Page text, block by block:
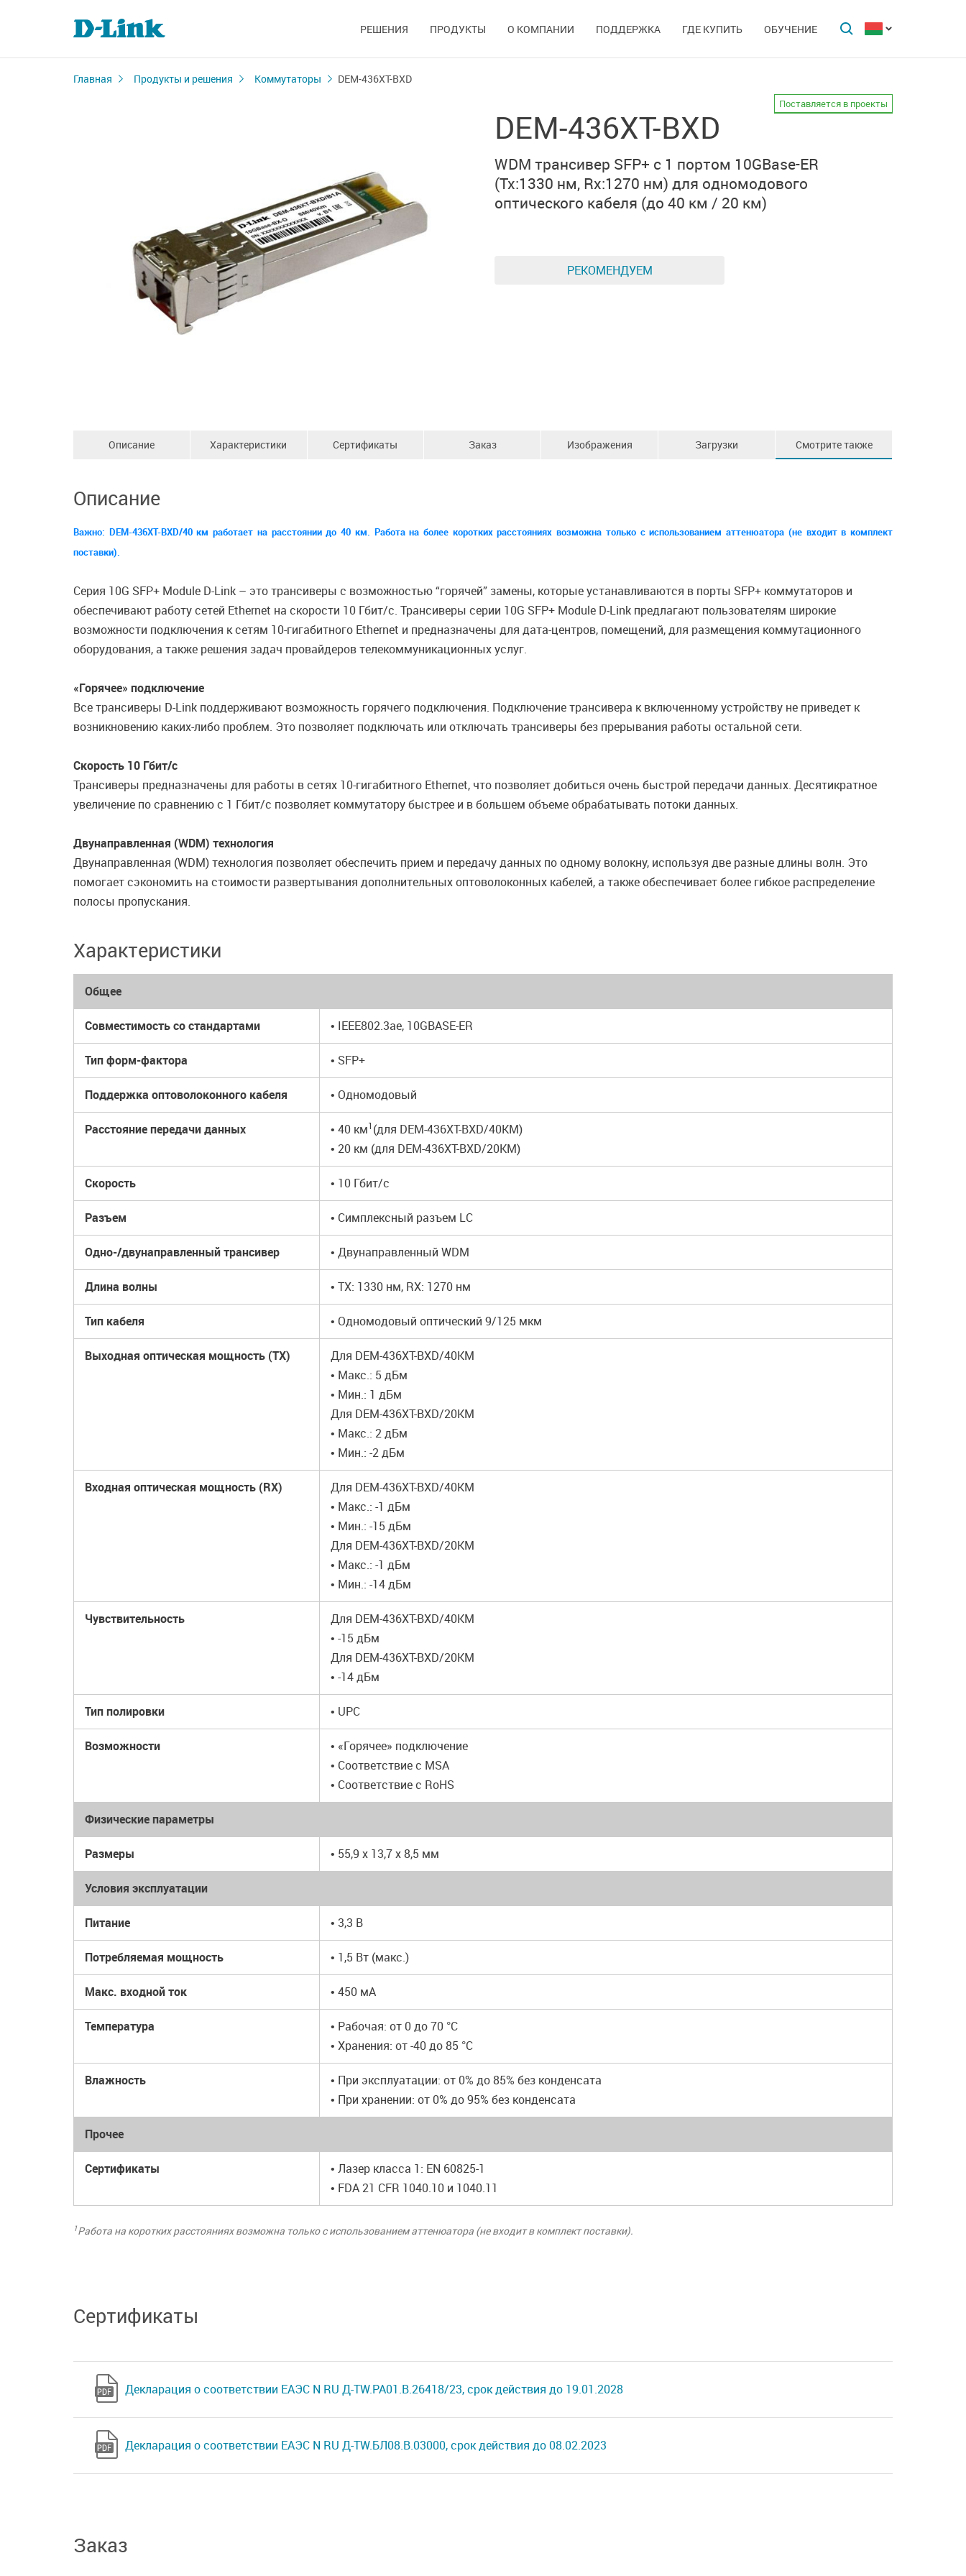
РЕШЕНИЯ ПРОДУКТЫ О КОМПАНИИ ПОДДЕРЖКА ГДЕ КУПИТЬ ОБУЧЕНИЕ
Главная Продукты и решения Коммутаторы DEM-436XT-BXD
DEM-436XT-BXD
Поставляется в проекты
WDM трансивер SFP+ с 1 портом 10GBase-ER
(Tx:1330 нм, Rx:1270 нм) для одномодового
оптического кабеля (до 40 км / 20 км)
РЕКОМЕНДУЕМ
Описание Характеристики Сертификаты Заказ Изображения Загрузки Смотрите также
Описание
Важно: DEM-436XT-BXD/40 км работает на расстоянии до 40 км. Работа на более коротких расстояниях возможна только с использованием аттенюатора (не входит в комплект
поставки).
Серия 10G SFP+ Module D-Link – это трансиверы с возможностью “горячей” замены, которые устанавливаются в порты SFP+ коммутаторов и
обеспечивают работу сетей Ethernet на скорости 10 Гбит/с. Трансиверы серии 10G SFP+ Module D-Link предлагают пользователям широкие
возможности подключения к сетям 10-гигабитного Ethernet и предназначены для дата-центров, помещений, для размещения коммутационного
оборудования, а также решения задач провайдеров телекоммуникационных услуг.
«Горячее» подключение
Все трансиверы D-Link поддерживают возможность горячего подключения. Подключение трансивера к включенному устройству не приведет к
возникновению каких-либо проблем. Это позволяет подключать или отключать трансиверы без прерывания работы остальной сети.
Скорость 10 Гбит/с
Трансиверы предназначены для работы в сетях 10-гигабитного Ethernet, что позволяет добиться очень быстрой передачи данных. Десятикратное
увеличение по сравнению с 1 Гбит/с позволяет коммутатору быстрее и в большем объеме обрабатывать потоки данных.
Двунаправленная (WDM) технология
Двунаправленная (WDM) технология позволяет обеспечить прием и передачу данных по одному волокну, используя две разные длины волн. Это
помогает сэкономить на стоимости развертывания дополнительных оптоволоконных кабелей, а также обеспечивает более гибкое распределение
полосы пропускания.
Характеристики
Общее
Совместимость со стандартами • IEEE802.3ae, 10GBASE-ER
Тип форм-фактора • SFP+
Поддержка оптоволоконного кабеля • Одномодовый
Расстояние передачи данных • 40 км1 (для DEM-436XT-BXD/40KM)
• 20 км (для DEM-436XT-BXD/20KM)
Скорость • 10 Гбит/с
Разъем • Симплексный разъем LC
Одно-/двунаправленный трансивер • Двунаправленный WDM
Длина волны • TX: 1330 нм, RX: 1270 нм
Тип кабеля • Одномодовый оптический 9/125 мкм
Выходная оптическая мощность (TX)
Для DEM-436XT-BXD/40KM
• Макс.: 5 дБм
• Мин.: 1 дБм
Для DEM-436XT-BXD/20KM
• Макс.: 2 дБм
• Мин.: -2 дБм
Входная оптическая мощность (RX)
Для DEM-436XT-BXD/40KM
• Макс.: -1 дБм
• Мин.: -15 дБм
Для DEM-436XT-BXD/20KM
• Макс.: -1 дБм
• Мин.: -14 дБм
Чувствительность
Для DEM-436XT-BXD/40KM
• -15 дБм
Для DEM-436XT-BXD/20KM
• -14 дБм
Тип полировки • UPC
Возможности
• «Горячее» подключение
• Соответствие с MSA
• Соответствие с RoHS
Физические параметры
Размеры • 55,9 x 13,7 x 8,5 мм
Условия эксплуатации
Питание • 3,3 В
Потребляемая мощность • 1,5 Вт (макс.)
Макс. входной ток • 450 мА
Температура
• Рабочая: от 0 до 70 °C
• Хранения: от -40 до 85 °C
Влажность
• При эксплуатации: от 0% до 85% без конденсата
• При хранении: от 0% до 95% без конденсата
Прочее
Сертификаты
• Лазер класса 1: EN 60825-1
• FDA 21 CFR 1040.10 и 1040.11
1Работа на коротких расстояниях возможна только с использованием аттенюатора (не входит в комплект поставки).
Сертификаты
Декларация о соответствии ЕАЭС N RU Д-TW.РА01.В.26418/23, срок действия до 19.01.2028
Декларация о соответствии ЕАЭС N RU Д-TW.БЛ08.В.03000, срок действия до 08.02.2023
Заказ